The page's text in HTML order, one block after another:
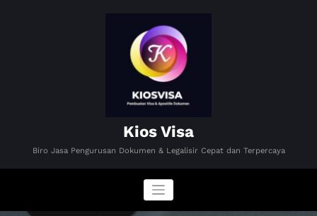
Kios Visa
Biro Jasa Pengurusan Dokumen & Legalisir Cepat dan Terpercaya